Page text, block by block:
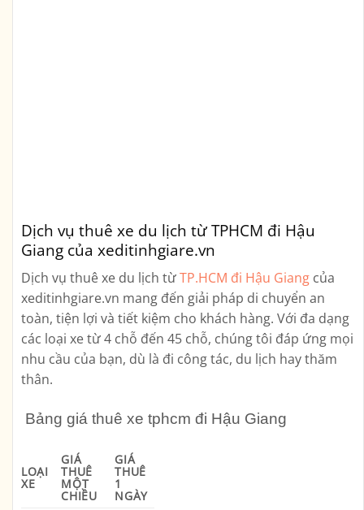
Dịch vụ thuê xe du lịch từ TPHCM đi Hậu
Giang của xeditinhgiare.vn
Dịch vụ thuê xe du lịch từTP.HCM đi Hậu Giang của
xeditinhgiare.vn mang đến giải pháp di chuyển an
toàn, tiện lợi và tiết kiệm cho khách hàng. Với đa dạng
các loại xe từ 4 chỗ đến 45 chỗ, chúng tôi đáp ứng mọi
nhu cầu của bạn, dù là đi công tác, du lịch hay thăm
thân.
Bảng giá thuê xe tphcm đi Hậu Giang
LOẠI
XE
GIÁ
THUÊ
MỘT
CHIỀU
GIÁ
THUÊ
1
NGÀY